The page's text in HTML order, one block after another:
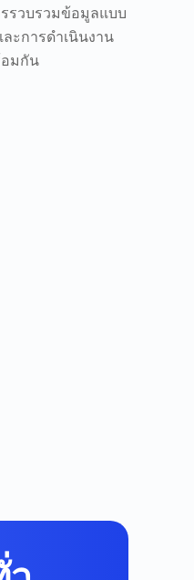
รวบรวมข้อมูลแบบ
ะการดำเนินงาน
มกัน